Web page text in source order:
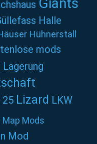
Halle
Hühnerstall
mods
Lagerung
25 Lizard LKW
Map Mods
Mod